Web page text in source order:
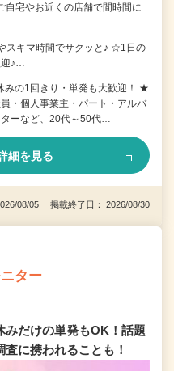
宅やお近くの店舗で間時間に
スキマ時間でサクッと♪ ☆1日の
迎♪…
みの1回きり・単発も大歓迎！ ★
・個人事業主・パート・アルバ
ーなど、20代～50代…
細を見る
08/05 掲載終了日： 2026/08/30
ター
みだけの単発もOK！話題
に携われることも！